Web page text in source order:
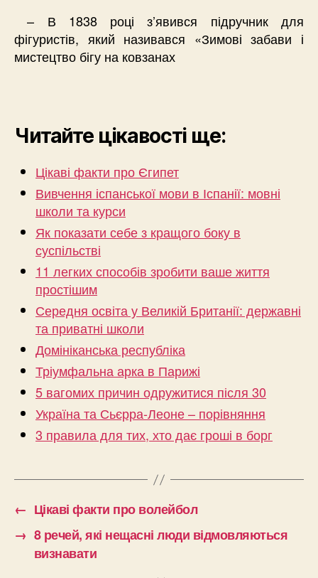
– В 1838 році з’явився підручник для
фігуристів, який називався «Зимові забави і
мистецтво бігу на ковзанах
Читайте цікавості ще:
Цікаві факти про Єгипет
Вивчення іспанської мови в Іспанії: мовні
школи та курси
Як показати себе з кращого боку в
суспільстві
11 легких способів зробити ваше життя
простішим
Середня освіта у Великій Британії: державні
та приватні школи
Домініканська республіка
Тріумфальна арка в Парижі
5 вагомих причин одружитися після 30
Україна та Сьєрра-Леоне – порівняння
3 правила для тих, хто дає гроші в борг
← Цікаві факти про волейбол
→ 8 речей, які нещасні люди відмовляються
визнавати